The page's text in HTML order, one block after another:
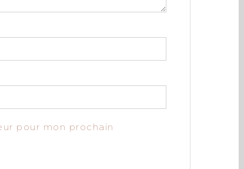
pour mon prochain